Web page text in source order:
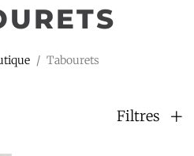
Tabourets
Filtres